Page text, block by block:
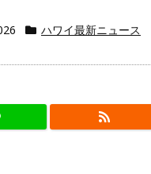
ハワイ最新ニュース